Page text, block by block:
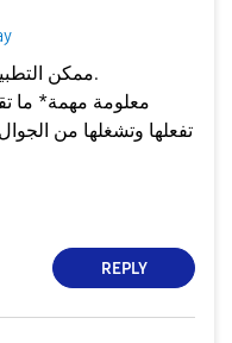
ممكن التطبيق او تضيف بيانات البطاقة مباشرة.
معلومة مهمة* ما
تفعلها وتشغلها من
REPLY